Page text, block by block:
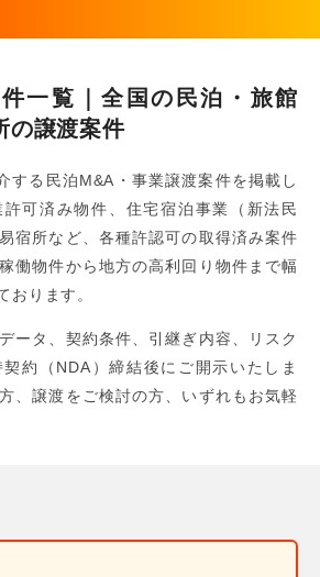
一覧｜全国の民泊・旅館
の譲渡案件
する民泊M&A・事業譲渡案件を掲載し
可済み物件、住宅宿泊事業（新法民
宿所など、各種許認可の取得済み案件
働物件から地方の高利回り物件まで幅
おります。
ータ、契約条件、引継ぎ内容、リスク
約（NDA）締結後にご開示いたしま
、譲渡をご検討の方、いずれもお気軽